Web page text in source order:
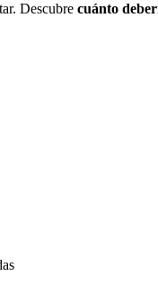
Descubre cuánto